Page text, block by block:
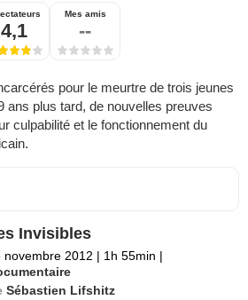
4,1
Mes amis
--
pour le meurtre de trois jeunes
ans plus tard, de nouvelles preuves
culpabilité et le fonctionnement du
Invisibles
novembre 2012 | 1h 55min |
Sébastien Lifshitz